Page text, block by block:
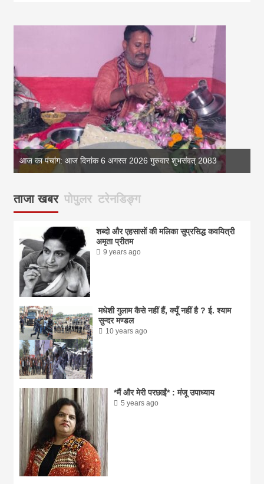
आज का पंचांग: आज दिनांक 6 अगस्त 2026 गुरुवार शुभसंवत् 2083
ताजा खबर पोपुलर टरेनडिङ्ग
शब्दो और एहसासों की मलिका सुप्रसिद्ध कवयित्री
अमृता प्रीतम
9 years ago
मधेशी गुलाम कैसे नहीं हैं, क्यूँ नहीं है ? ई. श्याम
सुन्दर मण्डल
10 years ago
*मैं और मेरी परछाईं* : मंजू उपाध्याय
5 years ago